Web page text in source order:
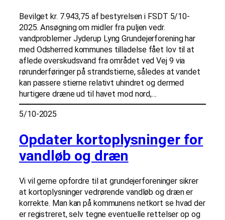
Bevilget kr. 7.943,75 af bestyrelsen i FSDT 5/10-
2025. Ansøgning om midler fra puljen vedr.
vandproblemer Jyderup Lyng Grundejerforening har
med Odsherred kommunes tilladelse fået lov til at
aflede overskudsvand fra området ved Vej 9 via
rørunderføringer på strandstierne, således at vandet
kan passere stierne relativt uhindret og dermed
hurtigere dræne ud til havet mod nord,…
5/10-2025
Opdater kortoplysninger for
vandløb og dræn
Vi vil gerne opfordre til at grundejerforeninger sikrer
at kortoplysninger vedrørende vandløb og dræn er
korrekte. Man kan på kommunens netkort se hvad der
er registreret, selv tegne eventuelle rettelser op og